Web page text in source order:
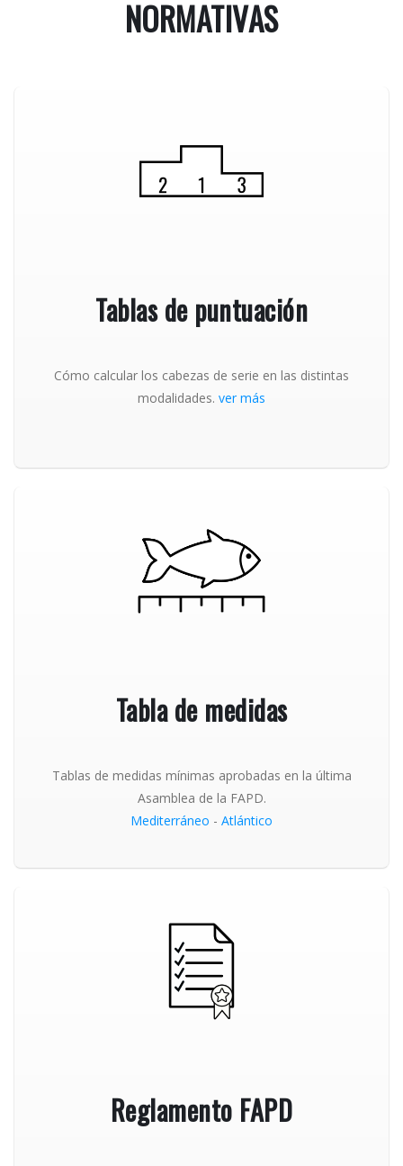
NORMATIVAS
Tablas de puntuación
Cómo calcular los cabezas de serie en las distintas
modalidades. ver más
Tabla de medidas
Tablas de medidas mínimas aprobadas en la última
Asamblea de la FAPD.
Mediterráneo - Atlántico
Reglamento FAPD